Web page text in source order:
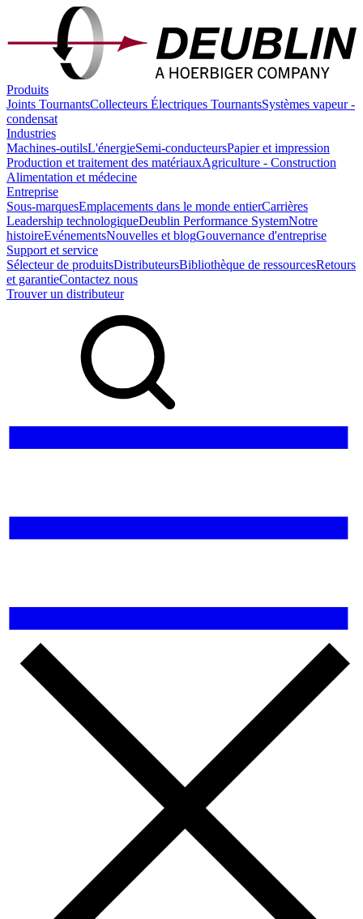
Produits
Joints TournantsCollecteurs Électriques TournantsSystèmes vapeur -
condensat
Industries
Machines-outilsL'énergieSemi-conducteursPapier et impression
Production et traitement des matériauxAgriculture - Construction
Alimentation et médecine
Entreprise
Sous-marquesEmplacements dans le monde entierCarrières
Leadership technologiqueDeublin Performance SystemNotre
histoireEvénementsNouvelles et blogGouvernance d'entreprise
Support et service
Sélecteur de produitsDistributeursBibliothèque de ressourcesRetours
et garantieContactez nous
Trouver un distributeur